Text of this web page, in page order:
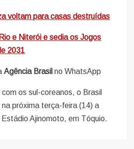
voltam para casas destruídas
e Niterói e sedia os Jogos
2031
Agência Brasilno WhatsApp
os sul-coreanos, o Brasil
próxima terça-feira (14) a
Ajinomoto, em Tóquio.